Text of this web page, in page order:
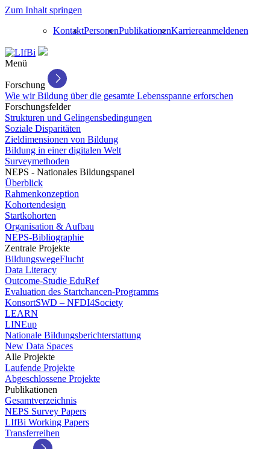
Zum Inhalt springen
KontaktPersonenPublikationenKarriereanmeldenen
Menü
Forschung
Wie wir Bildung über die gesamte Lebensspanne erforschen
Forschungsfelder
Strukturen und Gelingensbedingungen
Soziale Disparitäten
Zieldimensionen von Bildung
Bildung in einer digitalen Welt
Surveymethoden
NEPS - Nationales Bildungspanel
Überblick
Rahmenkonzeption
Kohortendesign
Startkohorten
Organisation & Aufbau
NEPS-Bibliographie
Zentrale Projekte
BildungswegeFlucht
Data Literacy
Outcome-Studie EduRef
Evaluation des Startchancen-Programms
KonsortSWD – NFDI4Society
LEARN
LINEup
Nationale Bildungsberichterstattung
New Data Spaces
Alle Projekte
Laufende Projekte
Abgeschlossene Projekte
Publikationen
Gesamtverzeichnis
NEPS Survey Papers
LIfBi Working Papers
Transferreihen